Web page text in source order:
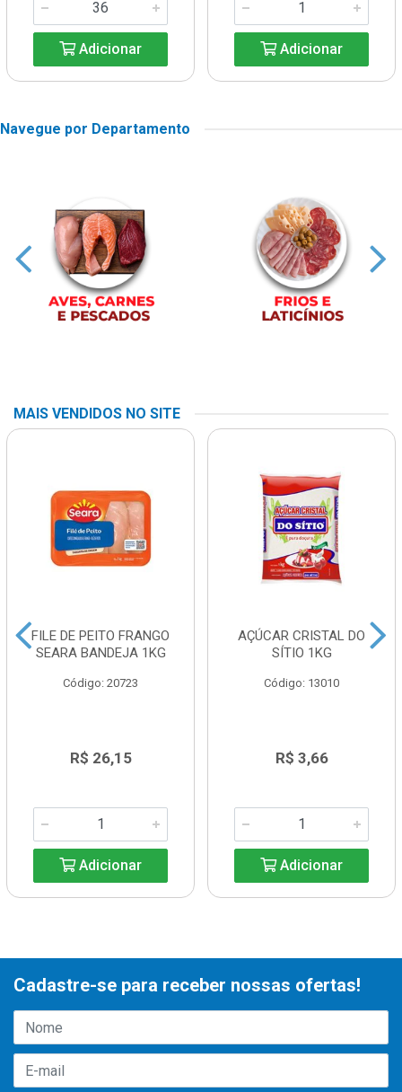
Adicionar Adicionar
Navegue por Departamento
MAIS VENDIDOS NO SITE
FILE DE PEITO FRANGO
SEARA BANDEJA 1KG
Código: 20723
R$ 26,15
Adicionar
AÇÚCAR CRISTAL DO
SÍTIO 1KG
Código: 13010
R$ 3,66
Adicionar
Cadastre-se para receber nossas ofertas!